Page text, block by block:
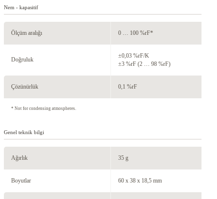
Nem - kapasitif
Ölçüm aralığı 0 … 100 %rF*
Doğruluk
±0,03 %rF/K
±3 %rF (2 … 98 %rF)
Çözünürlük 0,1 %rF
* Not for condensing atmospheres.
Genel teknik bilgi
Ağırlık 35 g
Boyutlar 60 x 38 x 18,5 mm